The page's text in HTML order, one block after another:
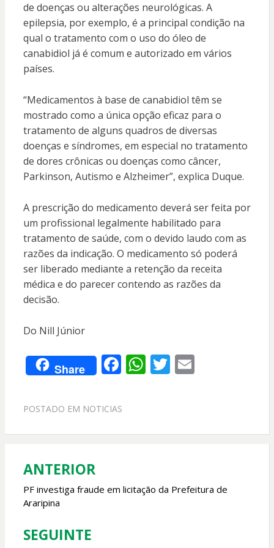
de doenças ou alterações neurológicas. A
epilepsia, por exemplo, é a principal condição na
qual o tratamento com o uso do óleo de
canabidiol já é comum e autorizado em vários
países.
“Medicamentos à base de canabidiol têm se
mostrado como a única opção eficaz para o
tratamento de alguns quadros de diversas
doenças e síndromes, em especial no tratamento
de dores crônicas ou doenças como câncer,
Parkinson, Autismo e Alzheimer”, explica Duque.
A prescrição do medicamento deverá ser feita por
um profissional legalmente habilitado para
tratamento de saúde, com o devido laudo com as
razões da indicação. O medicamento só poderá
ser liberado mediante a retenção da receita
médica e do parecer contendo as razões da
decisão.
Do Nill Júnior
Share F
e
o
k
W
A
p
T E
POSTADO EM NOTICIAS
Navegação
de
Post
ANTERIOR
PF investiga fraude em licitação da Prefeitura de
Araripina
SEGUINTE